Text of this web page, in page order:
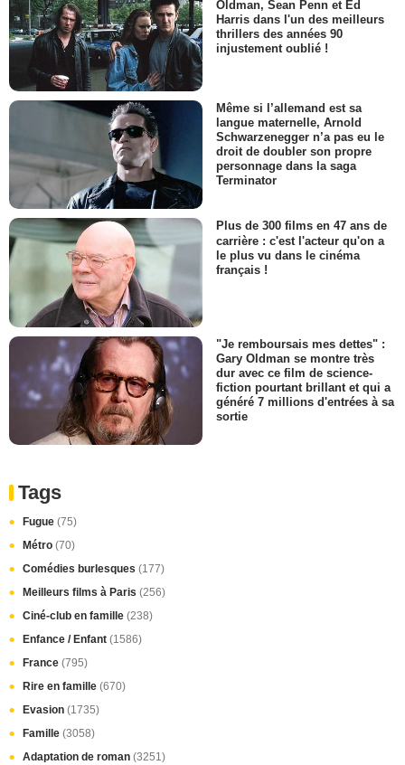
Oldman, Sean Penn et Ed
Harris dans l'un des meilleurs
thrillers des années 90
injustement oublié !
Même si l’allemand est sa
langue maternelle, Arnold
Schwarzenegger n’a pas eu le
droit de doubler son propre
personnage dans la saga
Terminator
Plus de 300 films en 47 ans de
carrière : c'est l'acteur qu'on a
le plus vu dans le cinéma
français !
"Je remboursais mes dettes" :
Gary Oldman se montre très
dur avec ce film de science-
fiction pourtant brillant et qui a
généré 7 millions d'entrées à sa
sortie
Tags
Fugue (75)
Métro (70)
Comédies burlesques (177)
Meilleurs films à Paris (256)
Ciné-club en famille (238)
Enfance / Enfant (1586)
France (795)
Rire en famille (670)
Evasion (1735)
Famille (3058)
Adaptation de roman (3251)